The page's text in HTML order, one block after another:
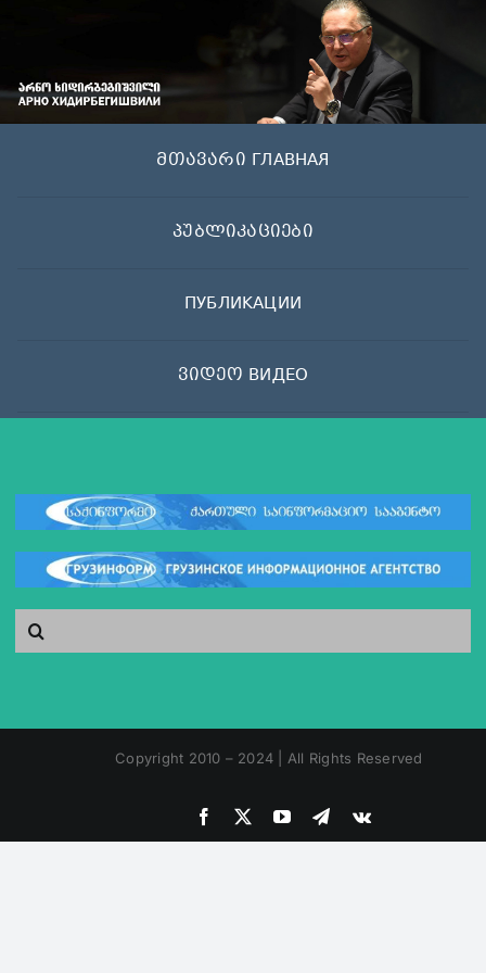
მთავარი ГЛАВНАЯ
პუბლიკაციები
ПУБЛИКАЦИИ
ვიდეო ВИДЕО
Search
for:
Copyright 2010 – 2024 | All Rights Reserved